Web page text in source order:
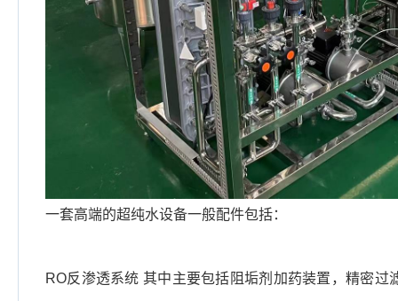
一套高端的超纯水设备一般配件包括：
RO反渗透系统 其中主要包括阻垢剂加药装置，精密